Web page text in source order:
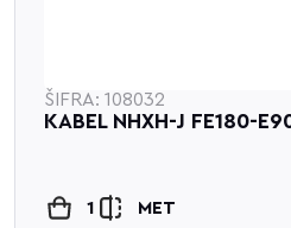
ŠIFRA: 108032
KABEL NHXH-J FE180-
1 MET